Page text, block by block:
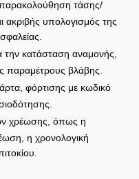
τάσης/
ακριβής υπολογισμός της
την κατάσταση αναμονής,
παραμέτρους βλάβης.
φόρτισης με κωδικό
χρέωσης, όπως η
η χρονολογική